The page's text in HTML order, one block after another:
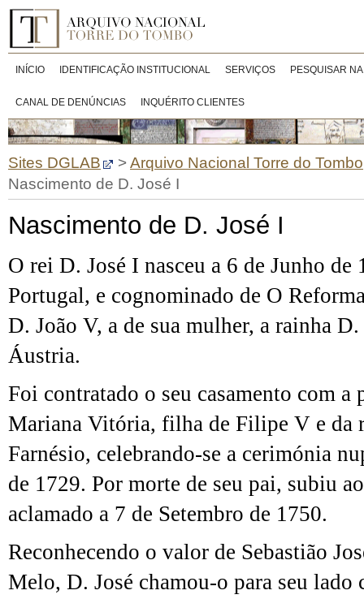
INÍCIO IDENTIFICAÇÃO INSTITUCIONAL SERVIÇOS PESQUISAR
CANAL DE DENÚNCIAS INQUÉRITO CLIENTES
Sites DGLAB >Arquivo Nacional Torre do Tombo
Nascimento de D. José I
Nascimento de D. José I
O rei D. José I nasceu a 6 de Junho de
Portugal, e cognominado de O
D. João V, a de sua mulher, a rainha
Áustria.
Foi contratado o seu casamento com a
Mariana Vitória, filha de Filipe V e da
Farnésio, celebrando-se a cerimónia
de 1729. Por morte de seu pai, subiu
aclamado a 7 de Setembro de 1750.
Reconhecendo o valor de Sebastião
Melo, D. José chamou-o para seu